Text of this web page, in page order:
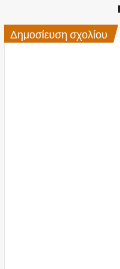
Δημοσίευση σχολίου